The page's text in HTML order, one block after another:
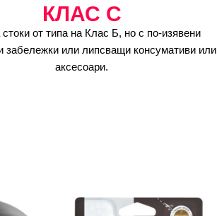
КЛАС C
стоки от типа на Клас Б, но с по-изявени
забележки или липсващи консумативи или
аксесоари.